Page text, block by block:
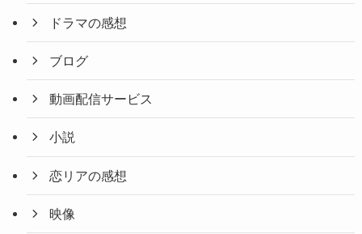
ドラマの感想
ブログ
動画配信サービス
小説
恋リアの感想
映像